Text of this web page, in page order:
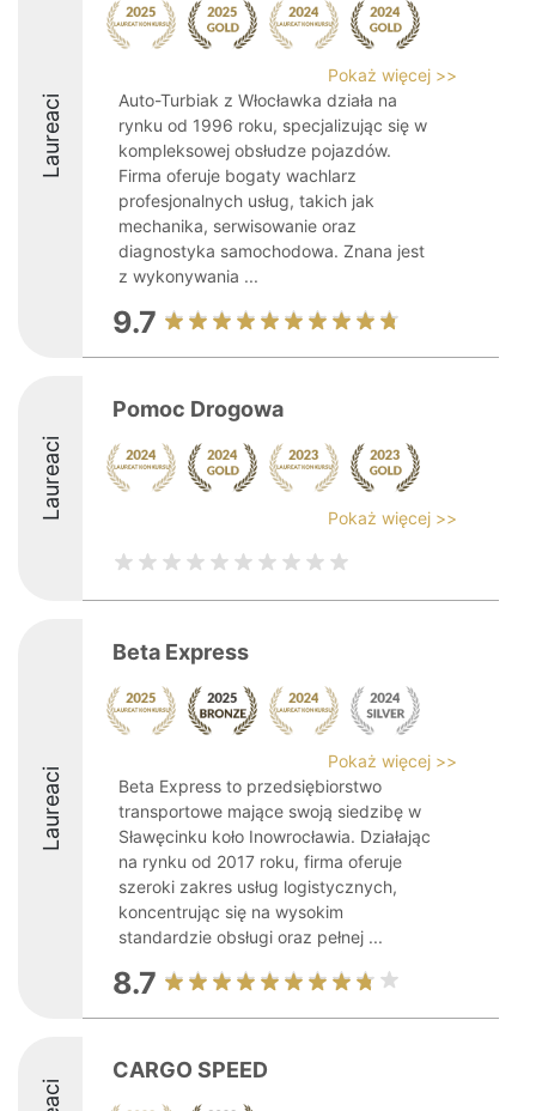
Laureaci
Pokaż więcej >>
Auto-Turbiak z Włocławka działa na
rynku od 1996 roku, specjalizując się w
kompleksowej obsłudze pojazdów.
Firma oferuje bogaty wachlarz
profesjonalnych usług, takich jak
mechanika, serwisowanie oraz
diagnostyka samochodowa. Znana jest
z wykonywania ...
9.7
Laureaci
Pomoc Drogowa
Pokaż więcej >>
Laureaci
Beta Express
Pokaż więcej >>
Beta Express to przedsiębiorstwo
transportowe mające swoją siedzibę w
Sławęcinku koło Inowrocławia. Działając
na rynku od 2017 roku, firma oferuje
szeroki zakres usług logistycznych,
koncentrując się na wysokim
standardzie obsługi oraz pełnej ...
8.7
CARGO SPEED